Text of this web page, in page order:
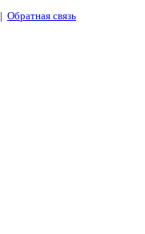
| Обратная связь